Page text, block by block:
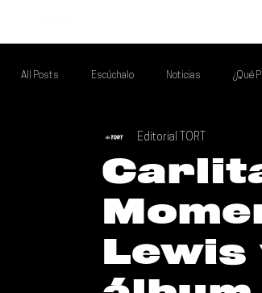
All Posts Escúchalo Noticias ¿Qué
Si Te Gusta... Te Recomendamos A...
Poder Latino Que Descubrir Mejores de la
Lewis
Editorial TORT